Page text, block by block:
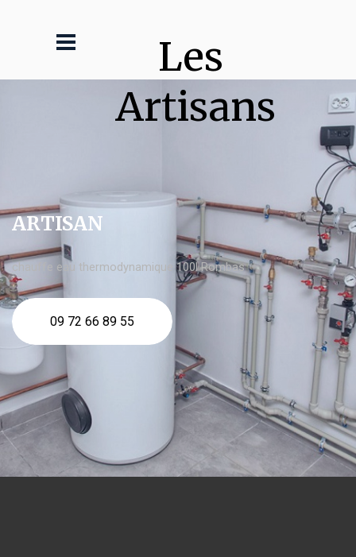
Les
Artisans
ARTISAN
chauffe eau thermodynamique 100l Rombas
09 72 66 89 55